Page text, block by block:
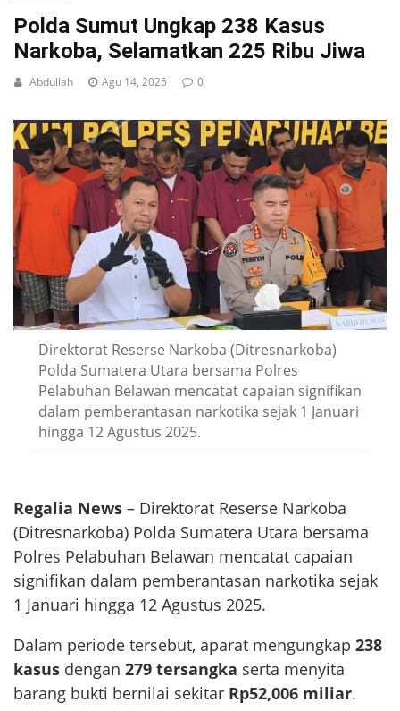
Polda Sumut Ungkap 238 Kasus
Narkoba, Selamatkan 225 Ribu Jiwa
Abdullah Agu 14, 2025 0
Direktorat Reserse Narkoba (Ditresnarkoba)
Polda Sumatera Utara bersama Polres
Pelabuhan Belawan mencatat capaian signifikan
dalam pemberantasan narkotika sejak 1 Januari
hingga 12 Agustus 2025.
Regalia News – Direktorat Reserse Narkoba
(Ditresnarkoba) Polda Sumatera Utara bersama
Polres Pelabuhan Belawan mencatat capaian
signifikan dalam pemberantasan narkotika sejak
1 Januari hingga 12 Agustus 2025.
Dalam periode tersebut, aparat mengungkap 238
kasus dengan 279 tersangka serta menyita
barang bukti bernilai sekitar Rp52,006 miliar.